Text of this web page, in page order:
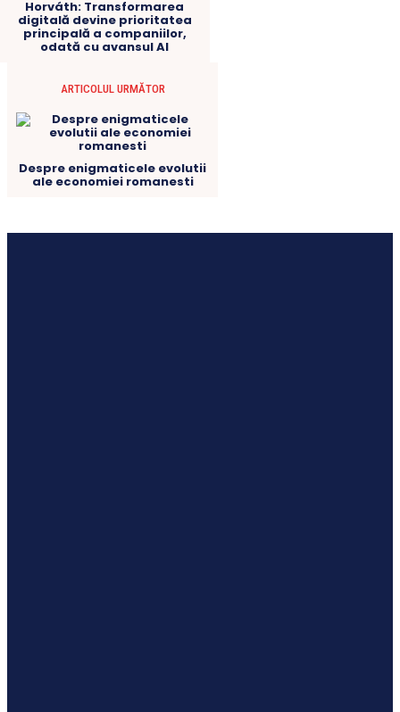
Horváth: Transformarea
digitală devine prioritatea
principală a companiilor,
odată cu avansul AI
ARTICOLUL URMĂTOR
Despre enigmaticele evolutii
ale economiei romanesti